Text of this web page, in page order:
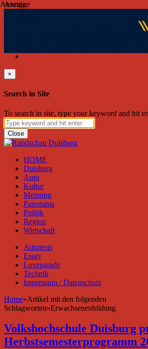
×
Search in Site
To search in site, type your keyword and hit
Close
HOME
Duisburg
Auto
Kultur
Meinung
Panorama
Politik
Region
Wirtschaft
Autotests
Essay
Loveparade
Technik
Impressum / Datenschutz
Home»Artikel mit den folgenden
Schlagworten»Erwachsenenbildung
Volkshochschule Duisburg
Herbstsemesterprogramm
Anzeige
Anzeige